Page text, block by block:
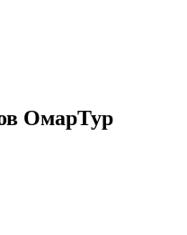
ОмарТур